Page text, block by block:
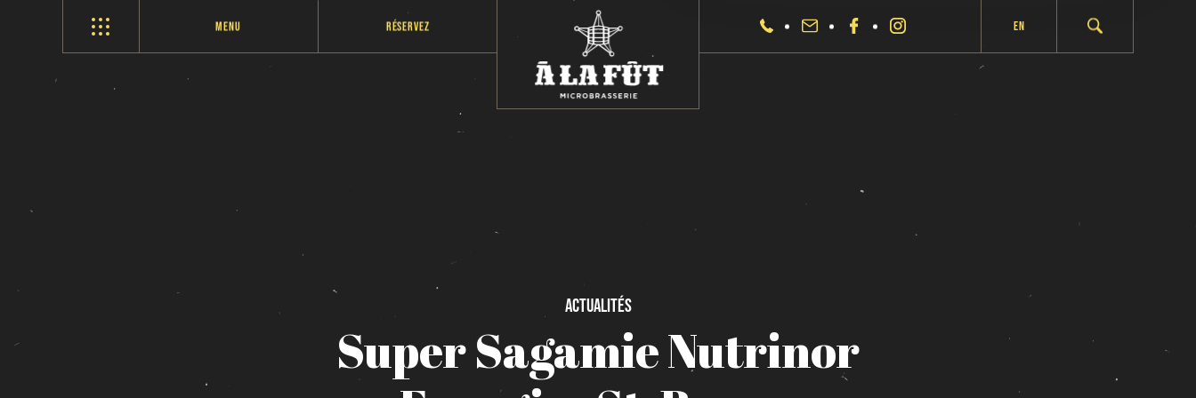
Menu Réservez En
Actualités
SuperSagamieNutrinor
fermer